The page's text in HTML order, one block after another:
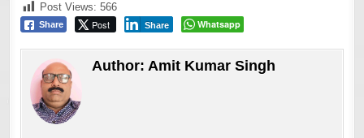
Post Views: 566
Share Post Share Whatsapp
Author:Amit Kumar Singh